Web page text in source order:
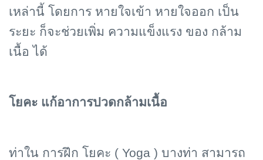
เหล่านี้ โดยการ หายใจเข้า หายใจออก เป็น
ระยะ ก็จะช่วยเพิ่ม ความแข็งแรง ของ กล้าม
เนื้อ ได้
โยคะ แก้อาการปวดกล้ามเนื้อ
ท่าใน การฝึก โยคะ ( Yoga ) บางท่า สามารถ